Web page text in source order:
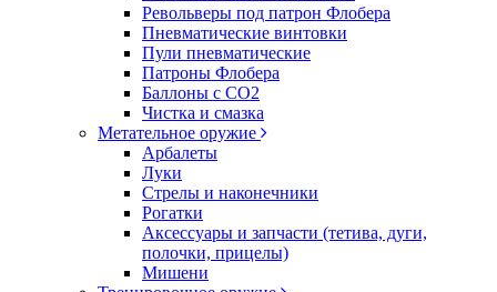
Револьверы под патрон Флобера
Пневматические винтовки
Пули пневматические
Патроны Флобера
Баллоны с CO2
Чистка и смазка
Метательное оружие
Арбалеты
Луки
Стрелы и наконечники
Рогатки
Аксессуары и запчасти (тетива, дуги,
полочки, прицелы)
Мишени